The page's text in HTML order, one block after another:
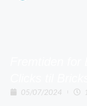
05/07/2024